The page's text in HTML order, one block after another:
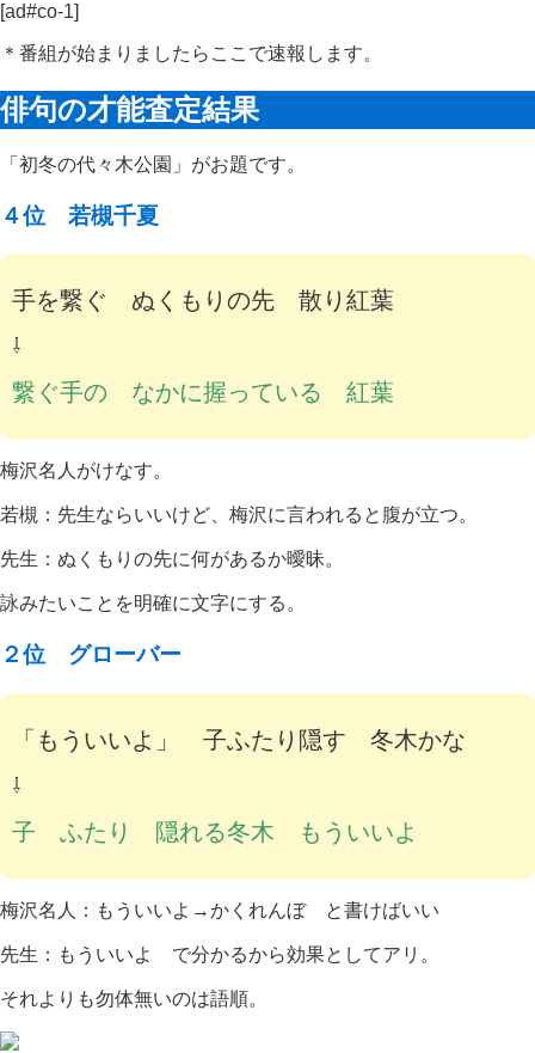
[ad#co-1]
＊番組が始まりましたらここで速報します。
俳句の才能査定結果
「初冬の代々木公園」がお題です。
４位 若槻千夏
手を繋ぐ ぬくもりの先 散り紅葉
⇩
繋ぐ手の なかに握っている 紅葉
梅沢名人がけなす。
若槻：先生ならいいけど、梅沢に言われると腹が立つ。
先生：ぬくもりの先に何があるか曖昧。
詠みたいことを明確に文字にする。
２位 グローバー
「もういいよ」 子ふたり隠す 冬木かな
⇩
子 ふたり 隠れる冬木 もういいよ
梅沢名人：もういいよ→かくれんぼ と書けばいい
先生：もういいよ で分かるから効果としてアリ。
それよりも勿体無いのは語順。